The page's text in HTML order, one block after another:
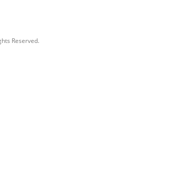
Reserved.